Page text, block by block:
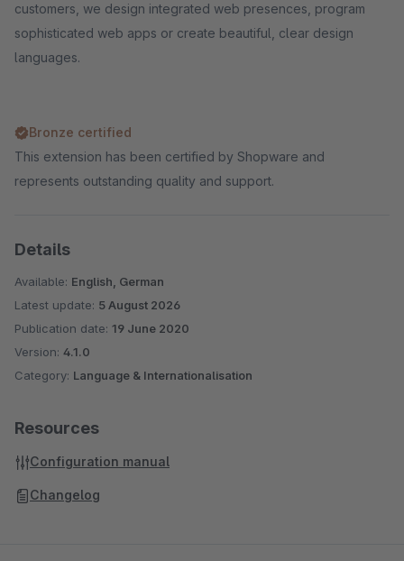
customers, we design integrated web presences, program
sophisticated web apps or create beautiful, clear design
languages.
Bronze certified
This extension has been certified by Shopware and
represents outstanding quality and support.
Details
Available: English, German
Latest update: 5 August 2026
Publication date: 19 June 2020
Version: 4.1.0
Category: Language & Internationalisation
Resources
Configuration manual
Changelog